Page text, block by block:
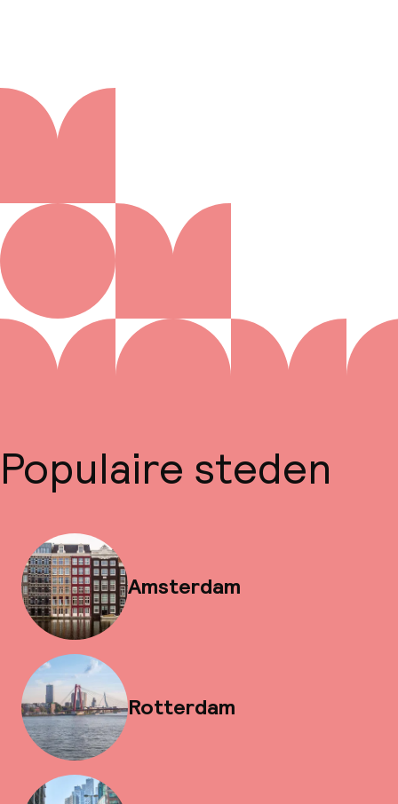
Populaire steden
Amsterdam
Rotterdam